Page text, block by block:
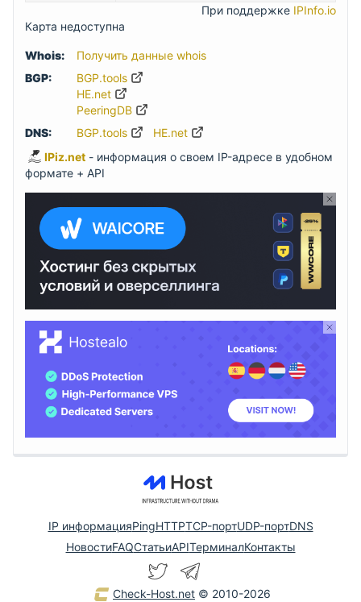
При поддержке IPInfo.io
Карта недоступна
Whois:
Получить данные whois
BGP:
BGP.tools
HE.net
PeeringDB
DNS:
BGP.tools
HE.net
IPiz.net - информация о своем IP-адресе в удобном
формате + API
IP информацияPingHTTPTCP-портUDP-портDNS
НовостиFAQСтатьиAPIТерминалКонтакты
Check-Host.net © 2010-2026